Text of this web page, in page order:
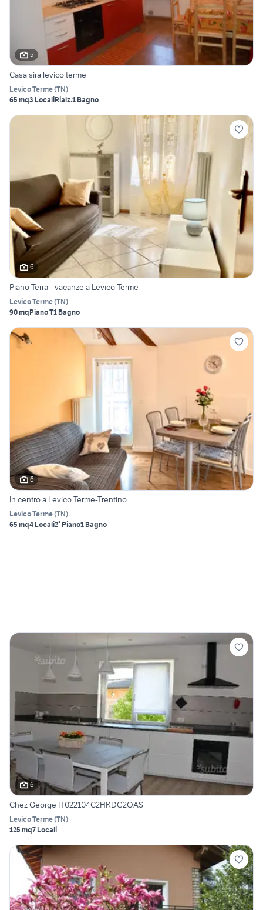
5
Casa sira levico terme
Levico Terme(TN)
65 mq3 LocaliRialz.1 Bagno
6
Piano Terra - vacanze a Levico Terme
Levico Terme(TN)
90 mqPiano T1 Bagno
6
In centro a Levico Terme-Trentino
Levico Terme(TN)
65 mq4 Locali2° Piano1 Bagno
6
Chez George IT022104C2HKDG2OAS
Levico Terme(TN)
125 mq7 Locali